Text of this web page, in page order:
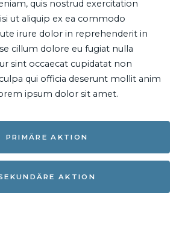
quis nostrud exercitation
ut aliquip ex ea commodo
irure dolor in reprehenderit in
cillum dolore eu fugiat nulla
sint occaecat cupidatat non
qui officia deserunt mollit anim
ipsum dolor sit amet.
PRIMÄRE AKTION
AKTION